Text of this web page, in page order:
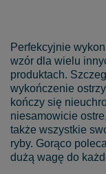
Perfekcyjnie
wzór dla wielu
produktach.
wykończenie
kończy się
niesamowicie
także wszystkie
ryby. Gorąco
dużą wagę do